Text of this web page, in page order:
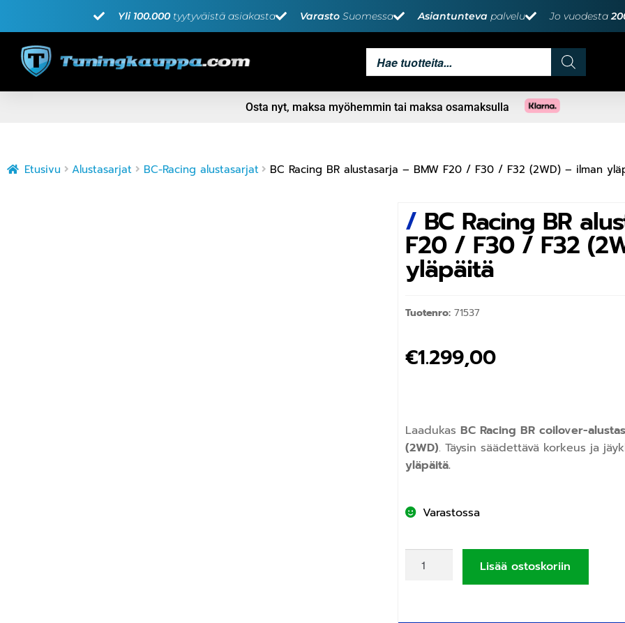
Yli 100.000 tyytyväistä asiakasta Varasto Suomessa Asiantunteva palvelu Jo vuodesta
Osta nyt, maksa myöhemmin tai maksa osamaksulla
Etusivu Alustasarjat BC-Racing alustasarjat BC Racing BR alustasarja – BMW F20 / F30 / F32 (2WD) – ilman
/ BC Racing BR
F20 / F30 / F32
yläpäitä
Tuotenro: 71537
€1.299,00
Laadukas BC Racing BR coilover-
(2WD). Täysin säädettävä korkeus ja
yläpäitä.
Varastossa
Lisää ostoskoriin